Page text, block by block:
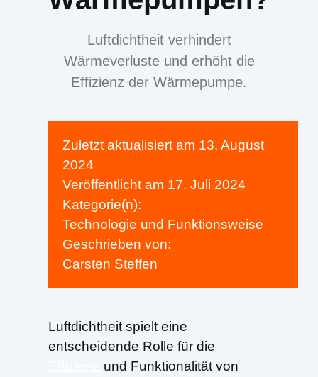
Luftdichtheit verhindert
Wärmeverluste und erhöht die
Effizienz der Wärmepumpe.
Zuletzt aktualisiert am 13. August
2024
Veröffentlicht am 17. Juli 2024
Kategorie(n):
Technologie und Funktionsweise
Geschrieben von:
Carsten Steffen
Luftdichtheit spielt eine
entscheidende Rolle für die
und Funktionalität von